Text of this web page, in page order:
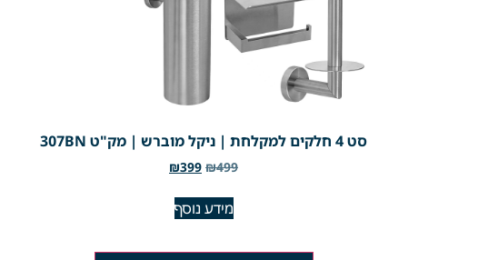
סט 4 חלקים למקלחת | ניקל מוברש | מק"ט 307BN
₪499
₪399
מידע נוסף